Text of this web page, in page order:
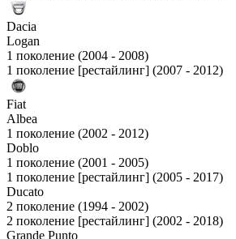
Dacia
Logan
1 поколение (2004 - 2008)
1 поколение [рестайлинг] (2007 - 2012)
Fiat
Albea
1 поколение (2002 - 2012)
Doblo
1 поколение (2001 - 2005)
1 поколение [рестайлинг] (2005 - 2017)
Ducato
2 поколение (1994 - 2002)
2 поколение [рестайлинг] (2002 - 2018)
Grande Punto